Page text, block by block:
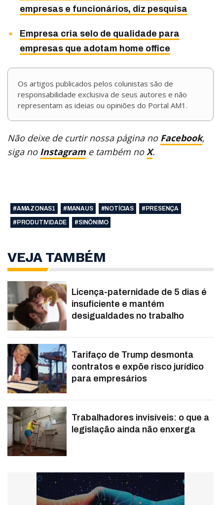
empresas e funcionários, diz pesquisa
Empresa cria selo de qualidade para
empresas que adotam home office
Os artigos publicados pelos colunistas são de
responsabilidade exclusiva de seus autores e não
representam as ideias ou opiniões do Portal AM1.
Não deixe de curtir nossa página no Facebook,
siga no Instagram e também noX.
#AMAZONAS1 #MANAUS #NOTÍCIAS
#PRESENÇA
#PRODUTIVIDADE
#SINÔNIMO
VEJA TAMBÉM
Licença-paternidade de 5 dias é
insuficiente e mantém
desigualdades no trabalho
Tarifaço de Trump desmonta
contratos e expõe risco jurídico
para empresários
Trabalhadores invisíveis: o que a
legislação ainda não enxerga